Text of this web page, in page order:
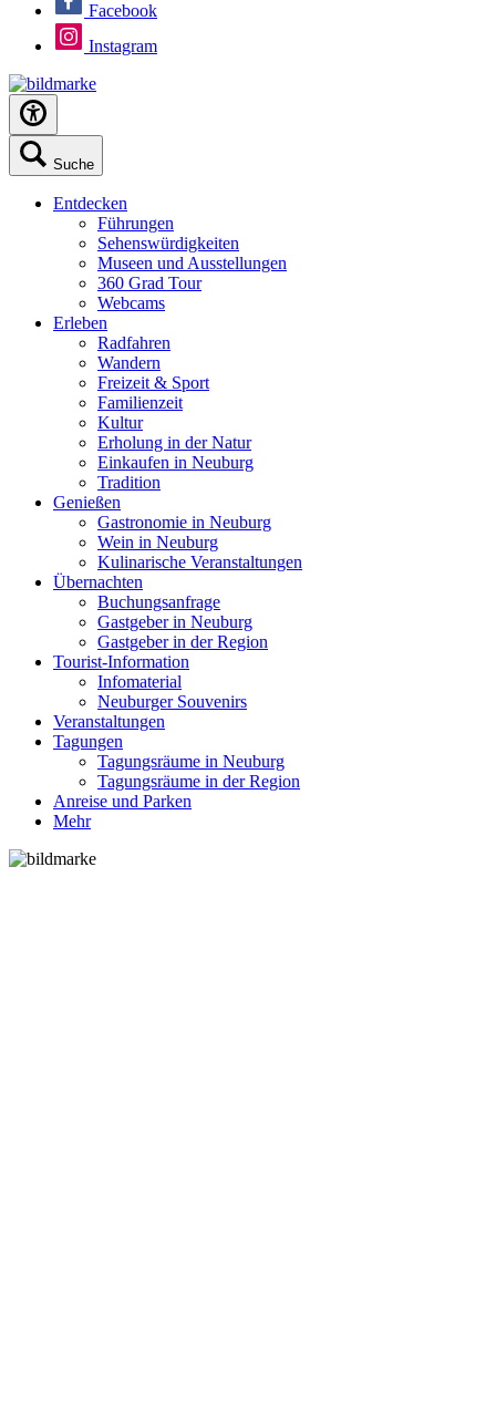
Facebook
Instagram
Suche
Entdecken
Führungen
Sehenswürdigkeiten
Museen und Ausstellungen
360 Grad Tour
Webcams
Erleben
Radfahren
Wandern
Freizeit & Sport
Familienzeit
Kultur
Erholung in der Natur
Einkaufen in Neuburg
Tradition
Genießen
Gastronomie in Neuburg
Wein in Neuburg
Kulinarische Veranstaltungen
Übernachten
Buchungsanfrage
Gastgeber in Neuburg
Gastgeber in der Region
Tourist-Information
Infomaterial
Neuburger Souvenirs
Veranstaltungen
Tagungen
Tagungsräume in Neuburg
Tagungsräume in der Region
Anreise und Parken
Mehr